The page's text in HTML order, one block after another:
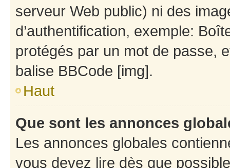
serveur Web public) ni des
d’authentification, exemple:
protégés par un mot de passe,
balise BBCode [img].
Haut
Que sont les annonces
Les annonces globales
vous devez lire dès que